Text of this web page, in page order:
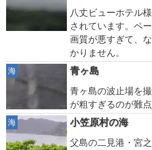
八丈ビューホテル
されています。ペ
画質が悪すぎて、
かりません。
海
青ヶ島
青ヶ島の波止場を
が粗すぎるのが難点
海
小笠原村の海
父島の二見港・宮